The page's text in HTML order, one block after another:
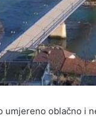
umjereno oblačno i